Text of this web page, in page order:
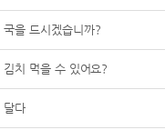
국을 드시겠습니까?
김치 먹을 수 있어요?
달다